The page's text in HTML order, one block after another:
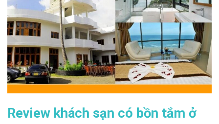
Review khách sạn có bồn tắm ở